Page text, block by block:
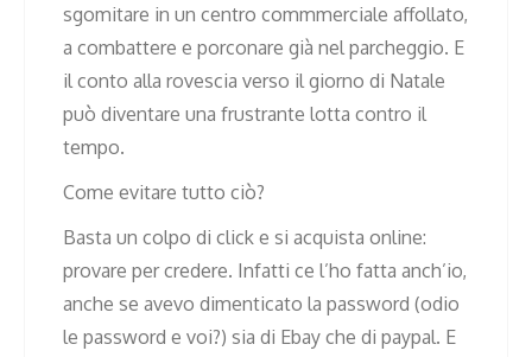
sgomitare in un centro commmerciale affollato,
a combattere e porconare già nel parcheggio. E
il conto alla rovescia verso il giorno di Natale
può diventare una frustrante lotta contro il
tempo.
Come evitare tutto ciò?
Basta un colpo di click e si acquista online:
provare per credere. Infatti ce l’ho fatta anch’io,
anche se avevo dimenticato la password (odio
le password e voi?) sia di Ebay che di paypal. E